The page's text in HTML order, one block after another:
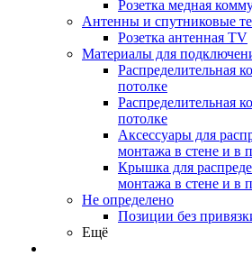
Розетка медная
Антенны и спутниковые
Розетка антенная TV
Материалы для
Распределительная
потолке
Распределительная
потолке
Аксессуары для
монтажа в стене и в
Крышка для
монтажа в стене и в
Не определено
Позиции без
Ещё